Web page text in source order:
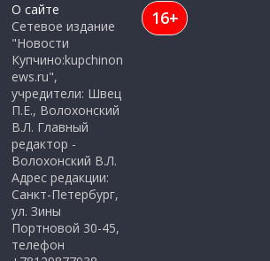
О сайте
Сетевое издание
"Новости
Купчино:kupchinon
ews.ru",
учредители: Швец
П.Е., Волохонский
В.Л. Главный
редактор -
Волохонский В.Л.
Адрес редакции:
Санкт-Петербург,
ул. Зины
Портновой 30-45,
телефон
16+